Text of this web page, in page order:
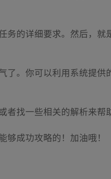
务的详细要求。然后，就
了。你可以利用系统提供
找一些相关的解析来帮
成功攻略的！加油哦！